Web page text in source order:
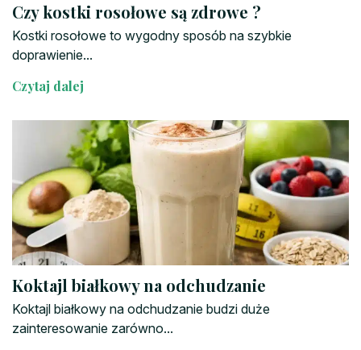
Czy kostki rosołowe są zdrowe ?
Kostki rosołowe to wygodny sposób na szybkie
doprawienie...
Czytaj dalej
Koktajl białkowy na odchudzanie
Koktajl białkowy na odchudzanie budzi duże
zainteresowanie zarówno...